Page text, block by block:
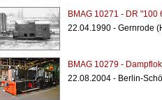
BMAG 10271 - DR "100
22.04.1990 - Gernrode
BMAG 10279 -
22.08.2004 - Berlin-